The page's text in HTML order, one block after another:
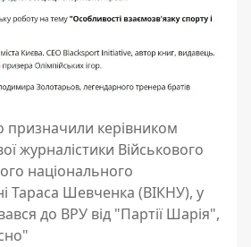
призначили керівником
журналістики Військового
національного
Тараса Шевченка (ВІКНУ), у
до ВРУ від "Партії Шарія",